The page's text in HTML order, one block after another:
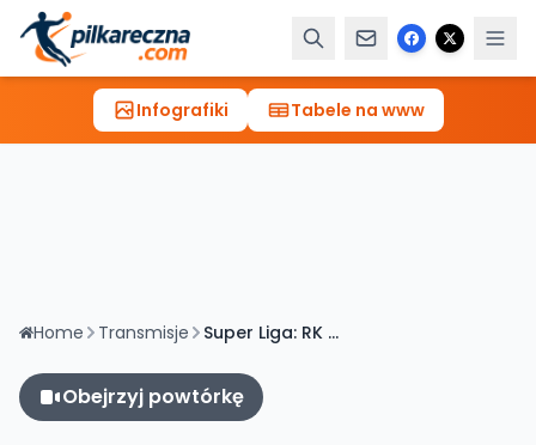
Infografiki Tabele na www
Home Transmisje Super Liga: RK Spartak - JRK Vardar [TRANSMISJA, LIVE]
Obejrzyj powtórkę